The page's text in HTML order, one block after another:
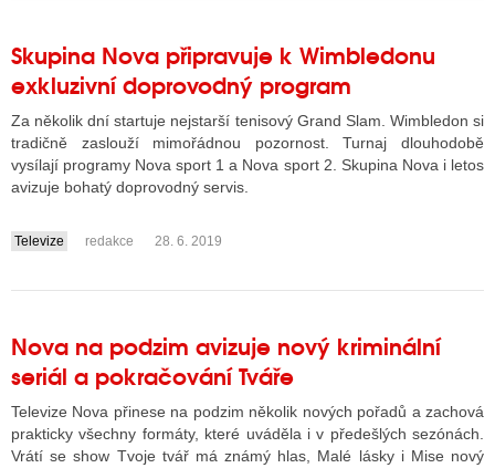
Skupina Nova připravuje k Wimbledonu
exkluzivní doprovodný program
Za několik dní startuje nejstarší tenisový Grand Slam. Wimbledon si
tradičně zaslouží mimořádnou pozornost. Turnaj dlouhodobě
vysílají programy Nova sport 1 a Nova sport 2. Skupina Nova i letos
avizuje bohatý doprovodný servis.
....
Televize redakce 28. 6. 2019
Nova na podzim avizuje nový kriminální
seriál a pokračování Tváře
Televize Nova přinese na podzim několik nových pořadů a zachová
prakticky všechny formáty, které uváděla i v předešlých sezónách.
Vrátí se show Tvoje tvář má známý hlas, Malé lásky i Mise nový